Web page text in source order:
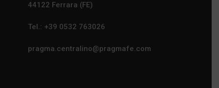
44122 Ferrara (FE)
Tel.: +39 0532 763026
pragma.centralino@pragmafe.com